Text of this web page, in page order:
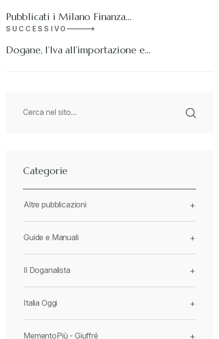
Pubblicati i Milano Finanza…
SUCCESSIVO
Dogane, l’Iva all’importazione e…
Categorie
Altre pubblicazioni +
Guide e Manuali +
Il Doganalista +
Italia Oggi +
MementoPiù - Giuffré +